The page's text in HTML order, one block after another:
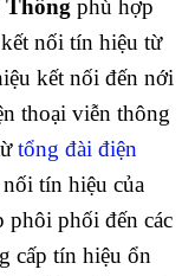
Thông phù hợp
nối tín hiệu từ
kết nối đến nới
thoại viễn thông
tổng đài điện
tín hiệu của
phôi phối đến các
cấp tín hiệu ổn